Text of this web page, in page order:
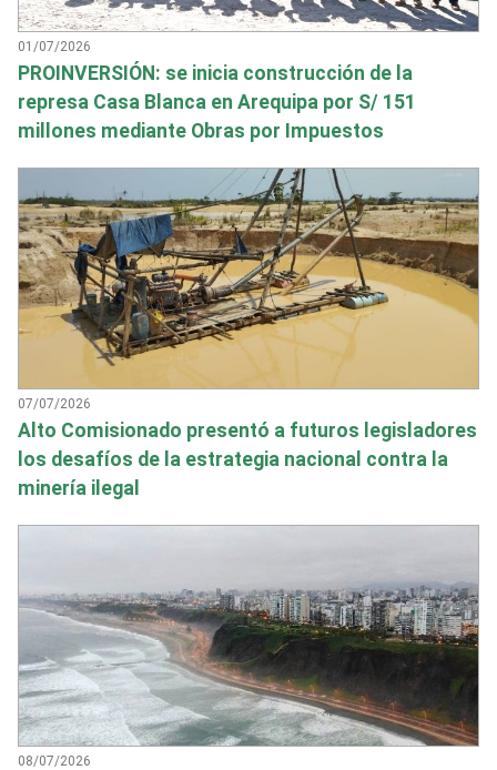
01/07/2026
PROINVERSIÓN: se inicia construcción de la
represa Casa Blanca en Arequipa por S/ 151
millones mediante Obras por Impuestos
07/07/2026
Alto Comisionado presentó a futuros legisladores
los desafíos de la estrategia nacional contra la
minería ilegal
08/07/2026